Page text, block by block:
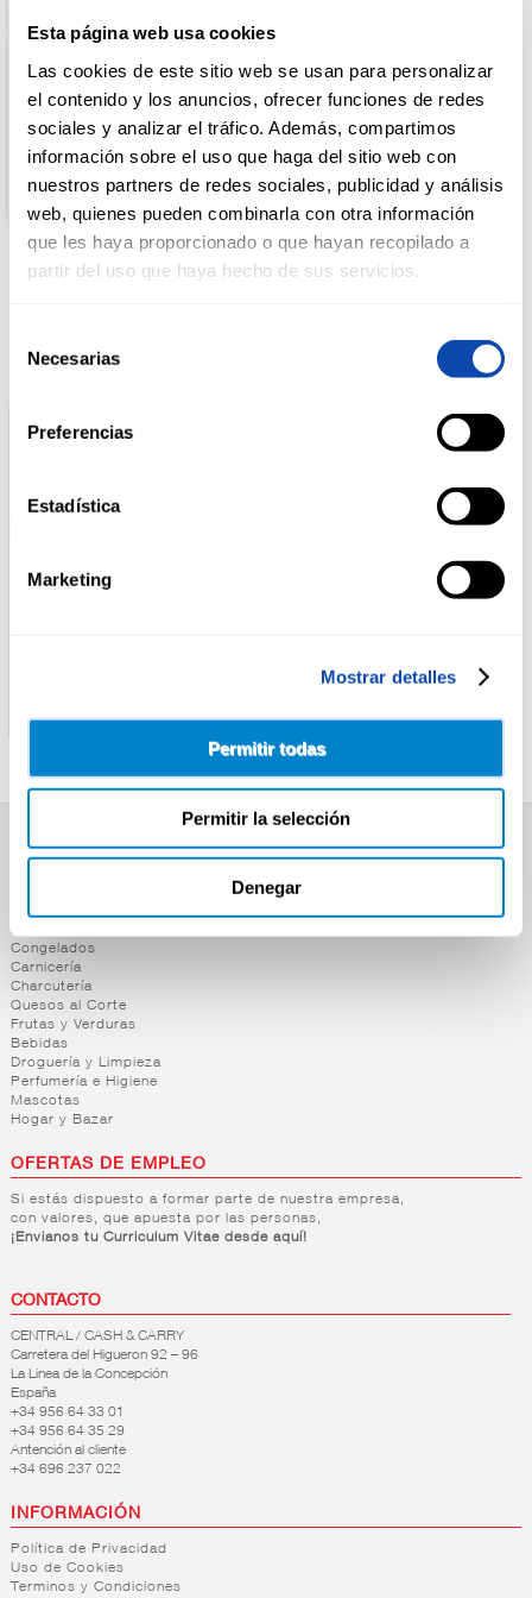
Esta página web usa cookies
Las cookies de este sitio web se usan para personalizar
el contenido y los anuncios, ofrecer funciones de redes
sociales y analizar el tráfico. Además, compartimos
información sobre el uso que haga del sitio web con
nuestros partners de redes sociales, publicidad y análisis
web, quienes pueden combinarla con otra información
que les haya proporcionado o que hayan recopilado a
partir del uso que haya hecho de sus servicios.
Necesarias
Preferencias
Estadística
Marketing
Mostrar detalles
Permitir todas
Permitir la selección
Denegar
Y LIMPIEZA
E HIGIENE
MASCOTAS
País de Origen:
Nombre de Operador:
CASA TARRADELLAS. S.A.
Dirección del Operador:
Ctra. Puigcerdà. km.70 - 08503 GURB (Barcelona)
Cantidad neta:
390 gr
RIKISSSIMO
SUPERMERCADO
Desayuno y Merienda
Lácteos
Congelados
Carnicería
Charcutería
Quesos al Corte
Frutas y Verduras
Bebidas
Droguería y Limpieza
Perfumería e Higiene
Mascotas
Hogar y Bazar
OFERTAS DE EMPLEO
Si estás dispuesto a formar parte de nuestra empresa,
con valores, que apuesta por las personas,
¡Envianos tu Curriculum Vitae desde aquí!
CONTACTO
CENTRAL / CASH & CARRY
Carretera del Higueron 92 – 96
La Linea de la Concepción
España
+34 956 64 33 01
+34 956 64 35 29
Antención al cliente
+34 696 237 022
INFORMACIÓN
Política de Privacidad
Uso de Cookies
Terminos y Condiciones